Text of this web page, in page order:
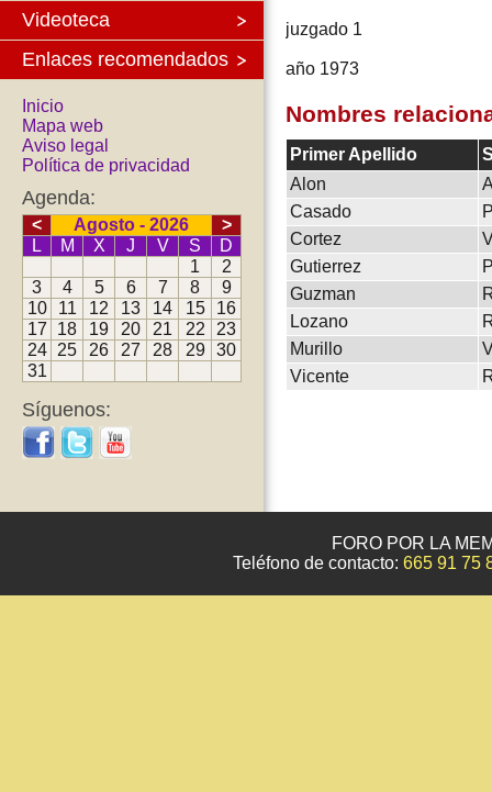
Videoteca
Enlaces recomendados
Inicio
Mapa web
Aviso legal
Política de privacidad
Agenda:
< Agosto - 2026
>
L
M X J V S
D
1
2
3
4 5 6 7 8
9
10
11 12 13 14 15
16
17
18 19 20 21 22
23
24
25 26 27 28 29
30
31
Síguenos:
juzgado 1
año 1973
Nombres
Primer Apellido
Alon
Casado
Cortez
Gutierrez
Guzman
Lozano
Murillo
Vicente
FORO POR LA
Teléfono de contacto: 665 91 75